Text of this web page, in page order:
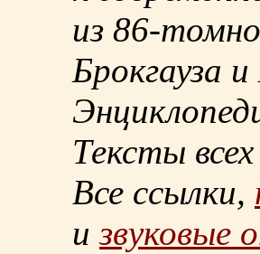
из 86-
Брокгауза
Тексты
Все ссылки,
извуковые